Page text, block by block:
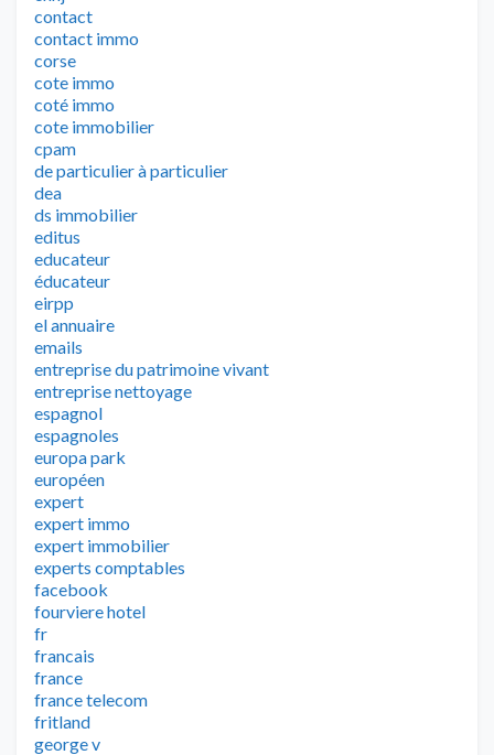
contact
contact immo
corse
cote immo
coté immo
cote immobilier
cpam
de particulier à particulier
dea
ds immobilier
editus
educateur
éducateur
eirpp
el annuaire
emails
entreprise du patrimoine vivant
entreprise nettoyage
espagnol
espagnoles
europa park
européen
expert
expert immo
expert immobilier
experts comptables
facebook
fourviere hotel
fr
francais
france
france telecom
fritland
george v